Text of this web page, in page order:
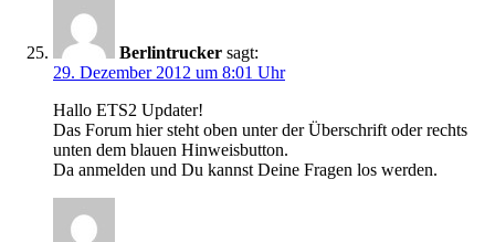
Berlintrucker sagt:
29. Dezember 2012 um 8:01 Uhr
Hallo ETS2 Updater!
Das Forum hier steht oben unter der Überschrift oder rechts
unten dem blauen Hinweisbutton.
Da anmelden und Du kannst Deine Fragen los werden.